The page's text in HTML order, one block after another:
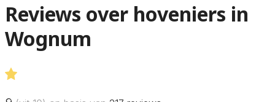
Reviews over hoveniers in
Wognum